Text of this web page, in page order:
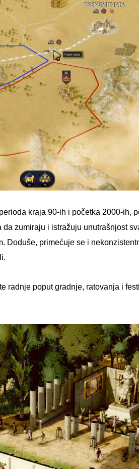
kraja 90-ih i početka 2000-ih,
zumiraju i istražuju unutrašnjost
primećuje se i
radnje poput gradnje, ratovanja i